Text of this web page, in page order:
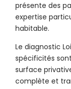
présente des
expertise
habitable.
Le diagnostic
spécificités
surface
complète et